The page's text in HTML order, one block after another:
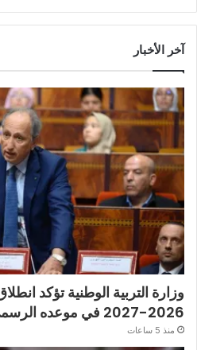
آخر الأخبار
وزارة التربية الوطنية تؤكد
2026-2027 في موعده الرسمي
منذ 5 ساعات